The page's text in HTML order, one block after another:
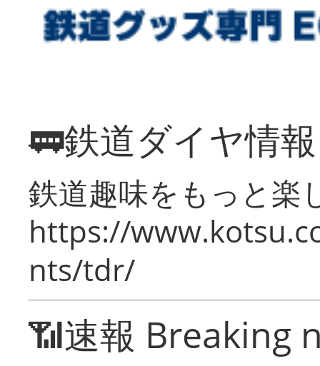
🚃鉄道ダイヤ情
鉄道趣味をもっと楽
https://
nts/tdr/
📶速報 Breaking